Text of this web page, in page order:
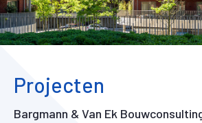
Projecten
Bargmann & Van Ek